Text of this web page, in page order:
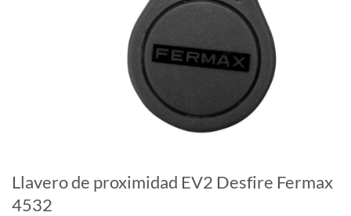
Llavero de proximidad EV2 Desfire Fermax
4532